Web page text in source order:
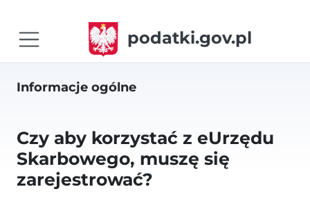
podatki.gov.pl
Informacje ogólne
Czy aby korzystać z eUrzędu
Skarbowego, muszę się
zarejestrować?